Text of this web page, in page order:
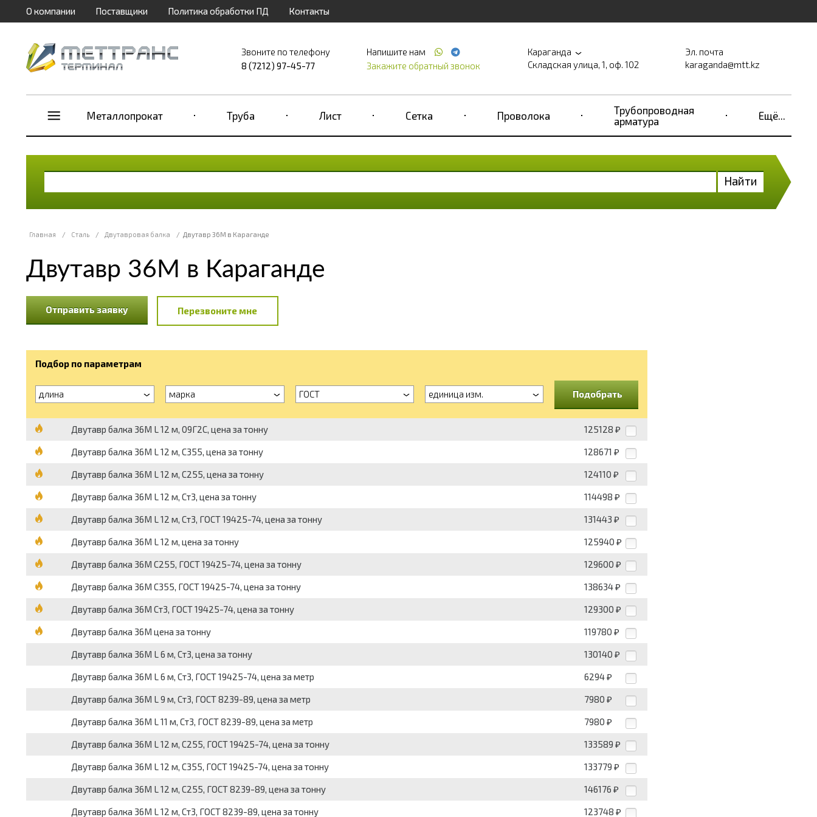
О компании Поставщики Политика обработки ПД Контакты
Звоните по телефону
8 (7212) 97-45-77
Напишите нам
Закажите обратный звонок
Караганда
Складская улица, 1, оф. 102
Эл. почта
karaganda@mtt.kz
Металлопрокат Труба Лист Сетка Проволока
Трубопроводная
арматура
Ещё...
Найти
Главная / Сталь / Двутавровая балка / Двутавр 36М в Караганде
Двутавр 36М в Караганде
Отправить заявку Перезвоните мне
Подбор по параметрам
длина марка ГОСТ единица изм. Подобрать
Двутавр балка 36М L 12 м, 09Г2С, цена за тонну 125128 ₽
Двутавр балка 36М L 12 м, С355, цена за тонну 128671 ₽
Двутавр балка 36М L 12 м, С255, цена за тонну 124110 ₽
Двутавр балка 36М L 12 м, Ст3, цена за тонну 114498 ₽
Двутавр балка 36М L 12 м, Ст3, ГОСТ 19425-74, цена за тонну 131443 ₽
Двутавр балка 36М L 12 м, цена за тонну 125940 ₽
Двутавр балка 36М С255, ГОСТ 19425-74, цена за тонну 129600 ₽
Двутавр балка 36М С355, ГОСТ 19425-74, цена за тонну 138634 ₽
Двутавр балка 36М Ст3, ГОСТ 19425-74, цена за тонну 129300 ₽
Двутавр балка 36М цена за тонну 119780 ₽
Двутавр балка 36М L 6 м, Ст3, цена за тонну 130140 ₽
Двутавр балка 36М L 6 м, Ст3, ГОСТ 19425-74, цена за метр 6294 ₽
Двутавр балка 36М L 9 м, Ст3, ГОСТ 8239-89, цена за метр 7980 ₽
Двутавр балка 36М L 11 м, Ст3, ГОСТ 8239-89, цена за метр 7980 ₽
Двутавр балка 36М L 12 м, С255, ГОСТ 19425-74, цена за тонну 133589 ₽
Двутавр балка 36М L 12 м, С355, ГОСТ 19425-74, цена за тонну 133779 ₽
Двутавр балка 36М L 12 м, С255, ГОСТ 8239-89, цена за тонну 146176 ₽
Двутавр балка 36М L 12 м, Ст3, ГОСТ 8239-89, цена за тонну 123748 ₽